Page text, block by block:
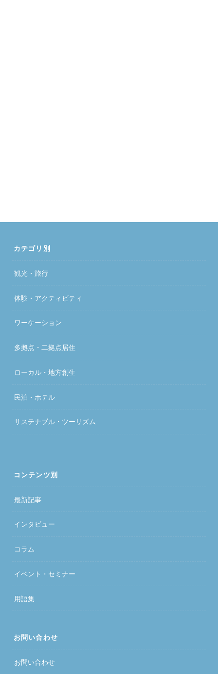
カテゴリ別
観光・旅行
体験・アクティビティ
ワーケーション
多拠点・二拠点居住
ローカル・地方創生
民泊・ホテル
サステナブル・ツーリズム
コンテンツ別
最新記事
インタビュー
コラム
イベント・セミナー
用語集
お問い合わせ
お問い合わせ